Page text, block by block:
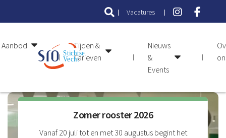
Vacatures
Aanbod
Tijden &
Tarieven
Nieuws
&
Events
Zomer rooster 2026
Vanaf 20 juli tot en met 30 augustus begint het